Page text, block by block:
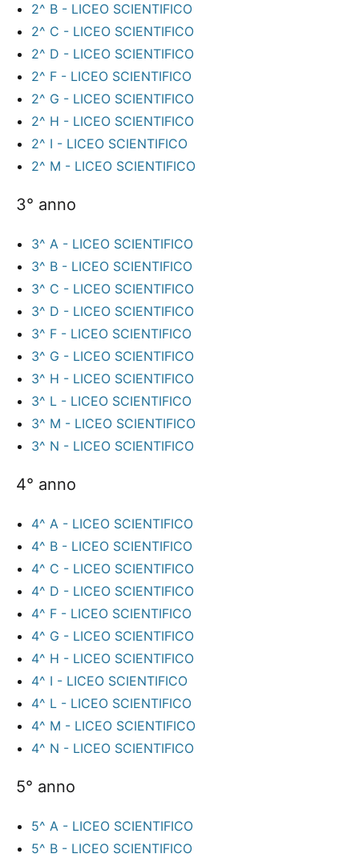
2^ B - LICEO SCIENTIFICO
2^ C - LICEO SCIENTIFICO
2^ D - LICEO SCIENTIFICO
2^ F - LICEO SCIENTIFICO
2^ G - LICEO SCIENTIFICO
2^ H - LICEO SCIENTIFICO
2^ I - LICEO SCIENTIFICO
2^ M - LICEO SCIENTIFICO
3° anno
3^ A - LICEO SCIENTIFICO
3^ B - LICEO SCIENTIFICO
3^ C - LICEO SCIENTIFICO
3^ D - LICEO SCIENTIFICO
3^ F - LICEO SCIENTIFICO
3^ G - LICEO SCIENTIFICO
3^ H - LICEO SCIENTIFICO
3^ L - LICEO SCIENTIFICO
3^ M - LICEO SCIENTIFICO
3^ N - LICEO SCIENTIFICO
4° anno
4^ A - LICEO SCIENTIFICO
4^ B - LICEO SCIENTIFICO
4^ C - LICEO SCIENTIFICO
4^ D - LICEO SCIENTIFICO
4^ F - LICEO SCIENTIFICO
4^ G - LICEO SCIENTIFICO
4^ H - LICEO SCIENTIFICO
4^ I - LICEO SCIENTIFICO
4^ L - LICEO SCIENTIFICO
4^ M - LICEO SCIENTIFICO
4^ N - LICEO SCIENTIFICO
5° anno
5^ A - LICEO SCIENTIFICO
5^ B - LICEO SCIENTIFICO